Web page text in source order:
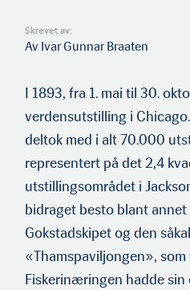
Skrevet av:
Av Ivar Gunnar Braaten
I 1893, fra 1. mai til 30.
verdensut­stilling i
deltok med i alt 70.000
representert på det 2,4
utstillingsområdet i
bidraget besto blant annet
Gokstadskipet og den
«Thamspaviljongen»,
Fiskerinæringen hadde sin